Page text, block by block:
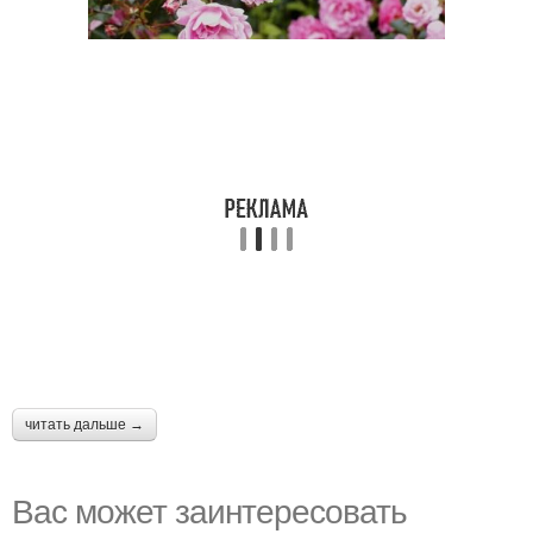
читать дальше →
Вас может заинтересовать